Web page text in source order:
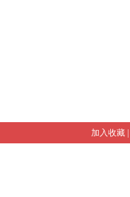
加入收藏